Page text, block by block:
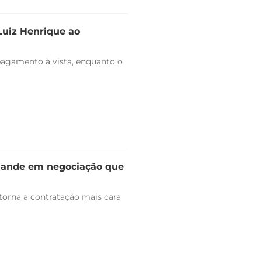
Henrique ao
à vista, enquanto o
em negociação que
a contratação mais cara